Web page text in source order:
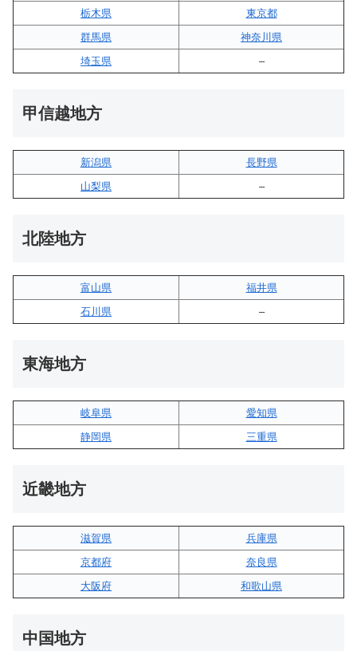
栃木県
東京都
群馬県
神奈川県
埼玉県
–
甲信越地方
新潟県
長野県
山梨県
–
北陸地方
富山県
福井県
石川県
–
東海地方
岐阜県
愛知県
静岡県
三重県
近畿地方
滋賀県
兵庫県
京都府
奈良県
大阪府
和歌山県
中国地方